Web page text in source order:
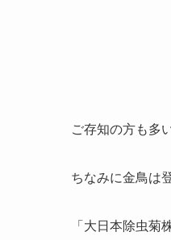
ご存知の方も多
ちなみに金鳥は
「大日本除虫